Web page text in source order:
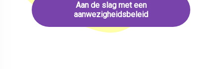
Aan de slag met een
aanwezigheidsbeleid